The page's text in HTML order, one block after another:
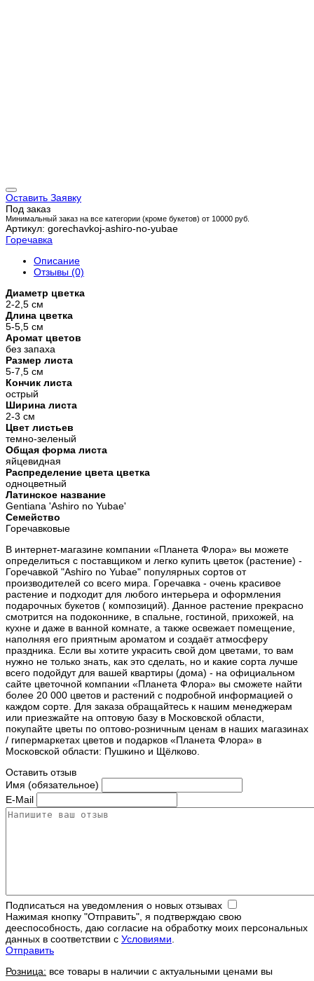
Оставить Заявку
Под заказ
Минимальный заказ на все категории (кроме букетов) от 10000 руб.
Артикул: gorechavkoj-ashiro-no-yubae
Горечавка
Описание
Отзывы (0)
Диаметр цветка
2-2,5 см
Длина цветка
5-5,5 см
Аромат цветов
без запаха
Размер листа
5-7,5 см
Кончик листа
острый
Ширина листа
2-3 см
Цвет листьев
темно-зеленый
Общая форма листа
яйцевидная
Распределение цвета цветка
одноцветный
Латинское название
Gentiana 'Ashiro no Yubae'
Семейство
Горечавковые
В интернет-магазине компании «Планета Флора» вы можете
определиться с поставщиком и легко купить цветок (растение) -
Горечавкой "Ashiro no Yubae" популярных сортов от
производителей со всего мира. Горечавка - очень красивое
растение и подходит для любого интерьера и оформления
подарочных букетов ( композиций). Данное растение прекрасно
смотрится на подоконнике, в спальне, гостиной, прихожей, на
кухне и даже в ванной комнате, а также освежает помещение,
наполняя его приятным ароматом и создаёт атмосферу
праздника. Если вы хотите украсить свой дом цветами, то вам
нужно не только знать, как это сделать, но и какие сорта лучше
всего подойдут для вашей квартиры (дома) - на официальном
сайте цветочной компании «Планета Флора» вы сможете найти
более 20 000 цветов и растений с подробной информацией о
каждом сорте. Для заказа обращайтесь к нашим менеджерам
или приезжайте на оптовую базу в Московской области,
покупайте цветы по оптово-розничным ценам в наших магазинах
/ гипермаркетах цветов и подарков «Планета Флора» в
Московской области: Пушкино и Щёлково.
Оставить отзыв
Имя (обязательное)
E-Mail
Подписаться на уведомления о новых отзывах
Нажимая кнопку "Отправить", я подтверждаю свою
дееспособность, даю согласие на обработку моих персональных
данных в соответствии с Условиями.
Отправить
Розница: все товары в наличии с актуальными ценами вы